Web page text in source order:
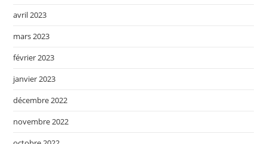
avril 2023
mars 2023
février 2023
janvier 2023
décembre 2022
novembre 2022